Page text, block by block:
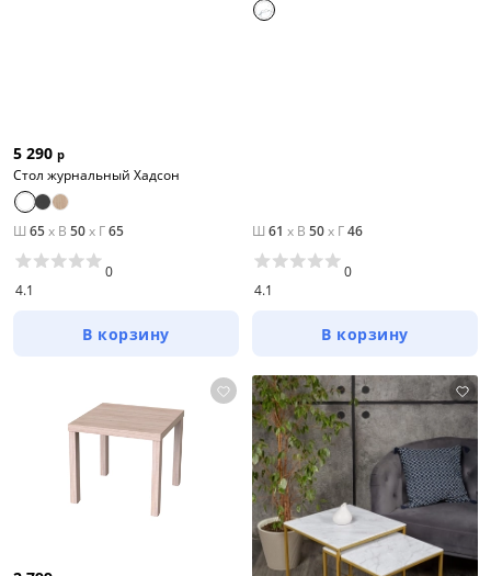
5 290 р
Стол журнальный Хадсон
Ш 65x В 50x Г65
4.1
0
В корзину
Ш 61 x В 50x Г46
4.1
0
В корзину